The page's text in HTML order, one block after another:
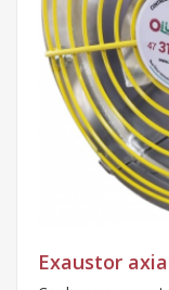
Exaustor